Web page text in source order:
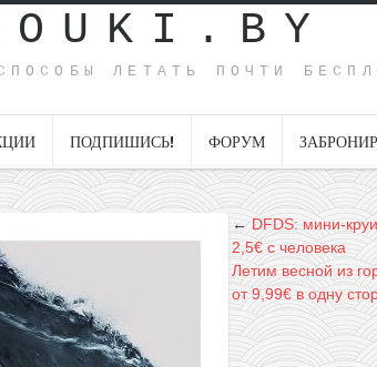
ЛЕТАТЬ ПОЧТИ
ПОДПИШИСЬ! ФОРУМ
←DFDS: мини-
2,5€ с человека
Летим весной из
от 9,99€ в одну